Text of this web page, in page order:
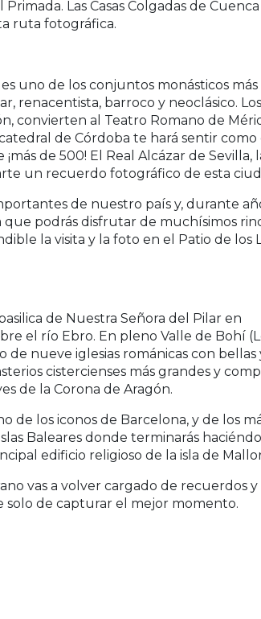
Las Casas Colgadas de Cuenca
ruta fotográfica.
uno de los conjuntos monásticos
renacentista, barroco y neoclásico.
convierten al Teatro Romano de
de Córdoba te hará sentir como
de 500! El Real Alcázar de Sevilla,
un recuerdo fotográfico de esta
de nuestro país y, durante
que podrás disfrutar de muchísimos
la visita y la foto en el Patio de los
de Nuestra Señora del Pilar en
el río Ebro. En pleno Valle de Bohí
nueve iglesias románicas con bellas
cistercienses más grandes y
de la Corona de Aragón.
de los iconos de Barcelona, y de los
Baleares donde terminarás
edificio religioso de la isla de
vas a volver cargado de recuerdos y
solo de capturar el mejor momento.